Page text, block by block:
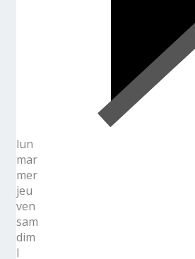
lun
mar
mer
jeu
ven
sam
dim
l